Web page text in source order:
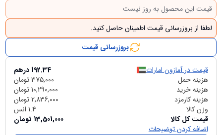
قیمت این محصول به روز نیست
لطفا از بروزرسانی قیمت اطمینان حاصل کنید.
بروزرسانی قیمت
قیمت در آمازون امارات 192.34 درهم
هزینه حمل
375,000تومان
هزینه خرید
10,290,000تومان
هزینه کارمزد
2,836,000تومان
وزن کالا
1.4 انس
قیمت کل کالا
13,501,000 تومان
اضافه کردن توضیحات